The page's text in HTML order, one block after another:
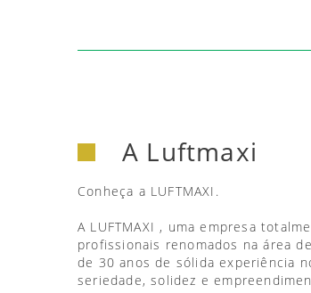
A Luftmaxi
Conheça a LUFTMAXI.
A LUFTMAXI , uma empresa
profissionais renomados na área
de 30 anos de sólida experiência
seriedade, solidez e